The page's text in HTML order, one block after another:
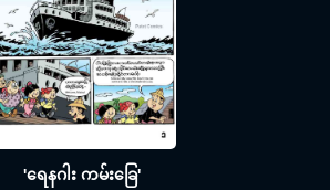
'ရေနဂါး ကမ်းခြေ'